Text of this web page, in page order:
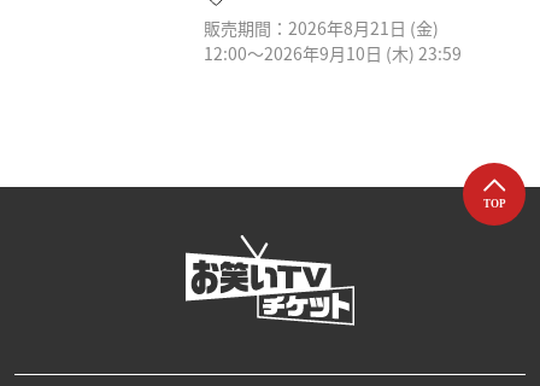
販売期間：2026年8月21日 (金)
12:00〜2026年9月10日 (木) 23:59